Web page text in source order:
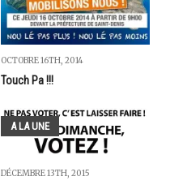
OCTOBRE 16TH, 2014
Touch Pa !!!
A LA UNE
DÉCEMBRE 13TH, 2015